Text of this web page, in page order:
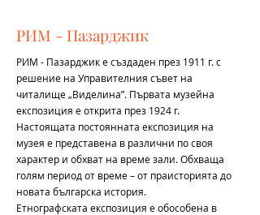
РИМ - Пазарджик
РИМ - Пазарджик е създаден през 1911 г. с
решение на Управителния съвет на
читалище „Виделина”. Първата музейна
експозиция е открита през 1924 г.
Настоящата постоянната експозиция на
музея е представена в различни по своя
характер и обхват на време зали. Обхваща
голям период от време – от праисторията до
новата българска история.
Етнографската експозиция е обособена в